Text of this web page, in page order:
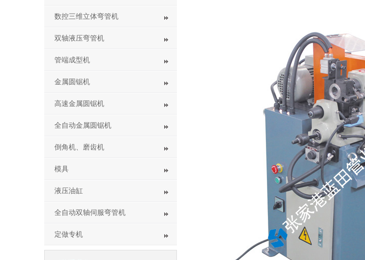
数控三维立体弯管机
双轴液压弯管机
管端成型机
金属圆锯机
高速金属圆锯机
全自动金属圆锯机
倒角机、磨齿机
模具
液压油缸
全自动双轴伺服弯管机
定做专机